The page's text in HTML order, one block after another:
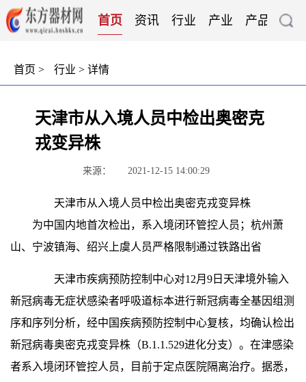
首页 资讯 行业 产业 产品 技术
首页 > 行业 > 详情
天津市从入境人员中检出奥密克
戎变异株
来源： 2021-12-15 14:00:29
天津市从入境人员中检出奥密克戎变异株
为中国内地首次检出，系入境闭环管控人员；杭州萧
山、宁波镇海、绍兴上虞人员严格限制通过铁路出省
天津市疾病预防控制中心对12月9日天津境外输入
新冠病毒无症状感染者呼吸道标本进行新冠病毒全基因组测
序和序列分析，经中国疾病预防控制中心复核，均确认检出
新冠病毒奥密克戎变异株（B.1.1.529进化分支）。在津感染
者系入境闭环管控人员，目前于定点医院隔离治疗。据悉，